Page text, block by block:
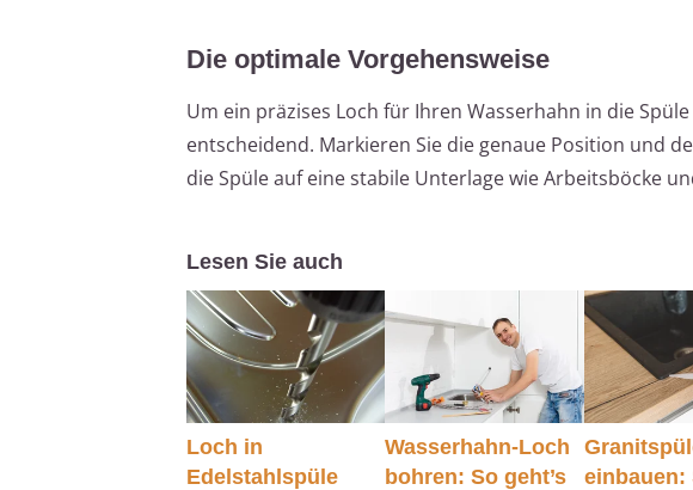
Die optimale Vorgehensweise
Um ein präzises Loch für Ihren Wasserhahn in die
entscheidend. Markieren Sie die genaue Position und
die Spüle auf eine stabile Unterlage wie Arbeitsböcke
Lesen Sie auch
Loch in
Edelstahlspüle
Wasserhahn-Loch
bohren: So geht’s
einbauen: